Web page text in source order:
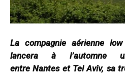
La compagnie aérienne
lancera à l’automne
entre Nantes et Tel Aviv, sa